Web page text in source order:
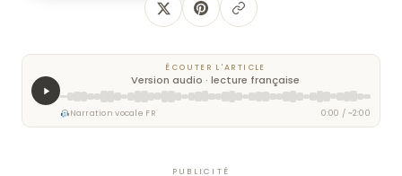
ÉCOUTER L'ARTICLE
Version audio · lecture française
Narration vocale FR 0:00 / ~2:00
PUBLICITÉ